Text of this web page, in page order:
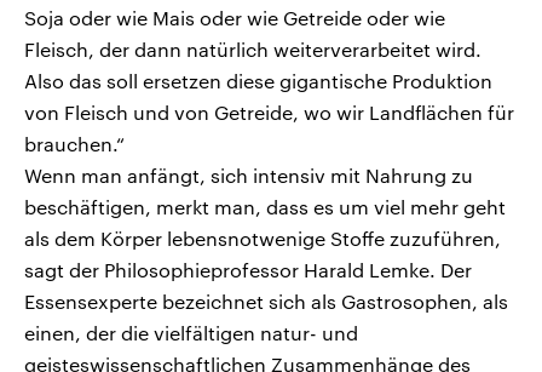
Soja oder wie Mais oder wie Getreide oder wie
Fleisch, der dann natürlich weiterverarbeitet wird.
Also das soll ersetzen diese gigantische Produktion
von Fleisch und von Getreide, wo wir Landflächen für
brauchen.“
Wenn man anfängt, sich intensiv mit Nahrung zu
beschäftigen, merkt man, dass es um viel mehr geht
als dem Körper lebensnotwenige Stoffe zuzuführen,
sagt der Philosophieprofessor Harald Lemke. Der
Essensexperte bezeichnet sich als Gastrosophen, als
einen, der die vielfältigen natur- und
geisteswissenschaftlichen Zusammenhänge des